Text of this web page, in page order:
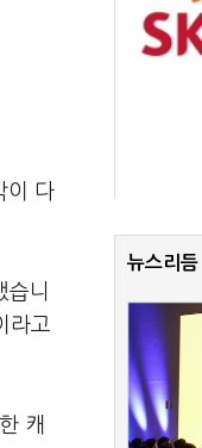
이 다
니
라고
캐
뉴스리듬